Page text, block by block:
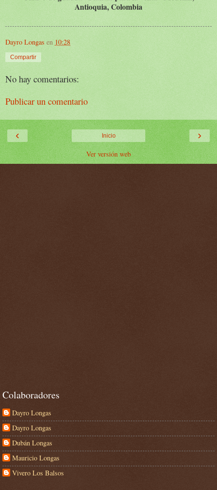
Antioquia, Colombia
Dayro Longas en 10:28
Compartir
No hay comentarios:
Publicar un comentario
‹ ›
Inicio
Ver versión web
Colaboradores
Dayro Longas
Dayro Longas
Dubán Longas
Mauricio Longas
Vivero Los Balsos